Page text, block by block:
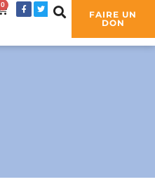
0
FAIRE UN
DON